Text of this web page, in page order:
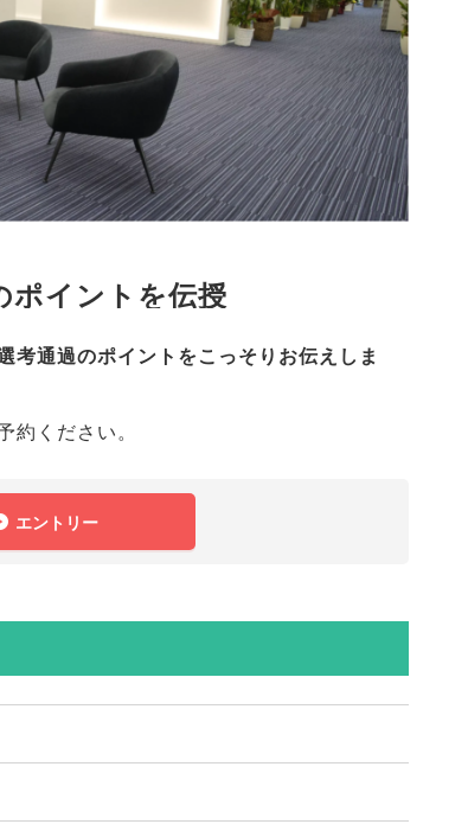
ポイントを伝授
考通過のポイントをこっそりお伝えしま
約ください。
エントリー